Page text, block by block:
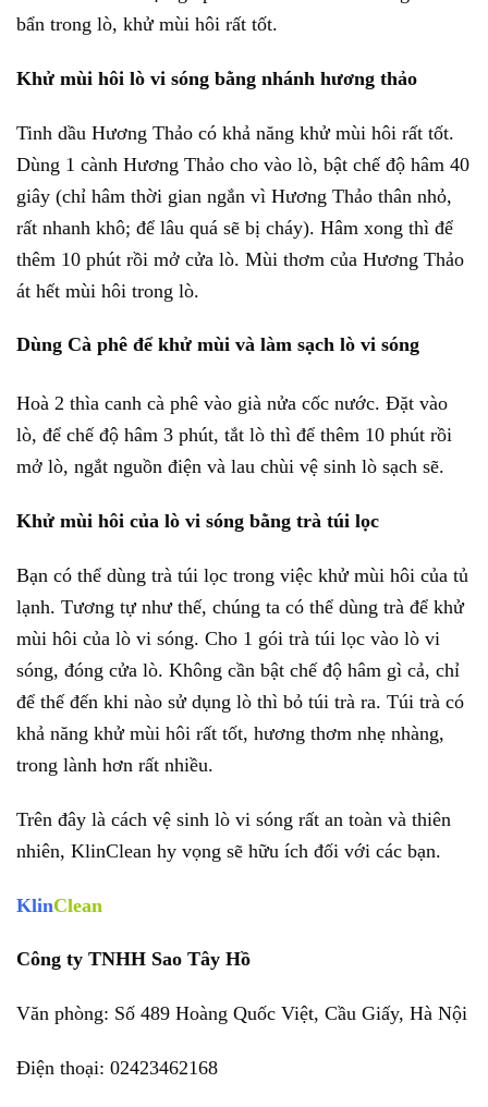
bẩn trong lò, khử mùi hôi rất tốt.
Khử mùi hôi lò vi sóng bằng nhánh hương thảo
Tinh dầu Hương Thảo có khả năng khử mùi hôi rất tốt.
Dùng 1 cành Hương Thảo cho vào lò, bật chế độ hâm 40
giây (chỉ hâm thời gian ngắn vì Hương Thảo thân nhỏ,
rất nhanh khô; để lâu quá sẽ bị cháy). Hâm xong thì để
thêm 10 phút rồi mở cửa lò. Mùi thơm của Hương Thảo
át hết mùi hôi trong lò.
Dùng Cà phê để khử mùi và làm sạch lò vi sóng
Hoà 2 thìa canh cà phê vào già nửa cốc nước. Đặt vào
lò, để chế độ hâm 3 phút, tắt lò thì để thêm 10 phút rồi
mở lò, ngắt nguồn điện và lau chùi vệ sinh lò sạch sẽ.
Khử mùi hôi của lò vi sóng bằng trà túi lọc
Bạn có thể dùng trà túi lọc trong việc khử mùi hôi của tủ
lạnh. Tương tự như thế, chúng ta có thể dùng trà để khử
mùi hôi của lò vi sóng. Cho 1 gói trà túi lọc vào lò vi
sóng, đóng cửa lò. Không cần bật chế độ hâm gì cả, chỉ
để thế đến khi nào sử dụng lò thì bỏ túi trà ra. Túi trà có
khả năng khử mùi hôi rất tốt, hương thơm nhẹ nhàng,
trong lành hơn rất nhiều.
Trên đây là cách vệ sinh lò vi sóng rất an toàn và thiên
nhiên, KlinClean hy vọng sẽ hữu ích đối với các bạn.
KlinClean
Công ty TNHH Sao Tây Hồ
Văn phòng: Số 489 Hoàng Quốc Việt, Cầu Giấy, Hà Nội
Điện thoại: 02423462168